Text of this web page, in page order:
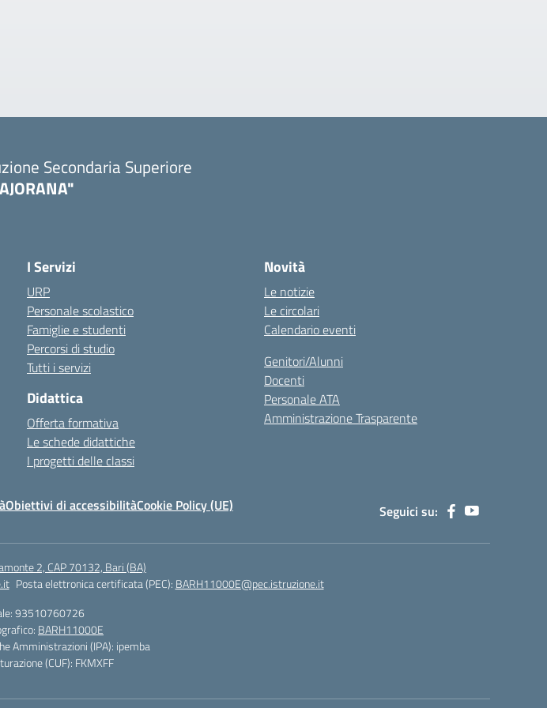
Secondaria Superiore
I Servizi
URP
Personale scolastico
Famiglie e studenti
Percorsi di studio
Tutti i servizi
Didattica
Offerta formativa
Le schede didattiche
I progetti delle classi
Novità
Le notizie
Le circolari
Calendario eventi
Genitori/Alunni
Docenti
Personale ATA
Amministrazione Trasparente
Obiettivi di accessibilitàCookie Policy (UE) Seguici su:
2, CAP 70132, Bari (BA)
Posta elettronica certificata (PEC): BARH11000E@pec.istruzione.it
93510760726
BARH11000E
Amministrazioni (IPA): ipemba
(CUF): FKMXFF